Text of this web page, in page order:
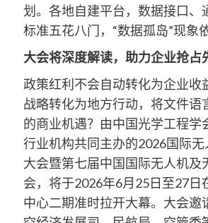
划。各地自建平台，数据接口、
标准五花八门，“数据孤岛”现象
大会将深度解读，助力企业抢占
政策红利不会自动转化为企业收
战略转化为地方行动，将文件语
的商业机遇？由中国光学工程学
行业机构共同主办的2026国际
大会暨第七届中国国际无人机及
会，将于2026年6月25日至27日
中心二期准时拉开大幕。大会邀